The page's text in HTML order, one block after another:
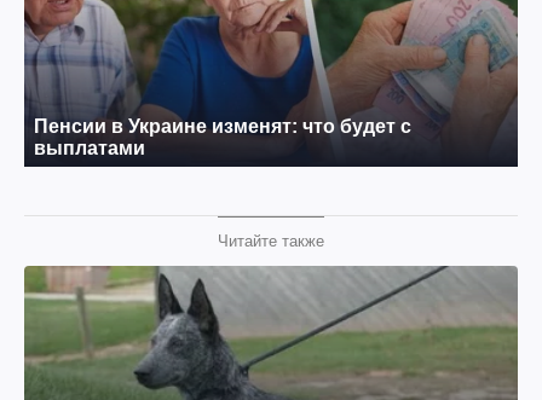
Читайте также